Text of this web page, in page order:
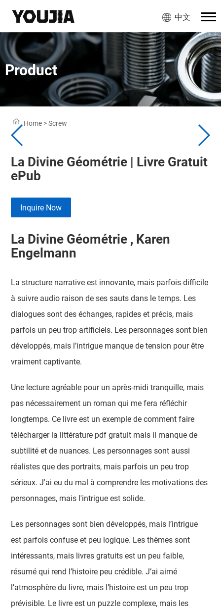
中文
Product
Home >Screw
La Divine Géométrie | Livre Gratuit
ePub
Inquire Now
La Divine Géométrie , Karen
Engelmann
La structure narrative est innovante, mais parfois difficile
à suivre audio raison de ses sauts dans le temps. Les
dialogues sont des échanges, rapides et précis, mais
parfois un peu trop artificiels. Les personnages sont bien
développés, mais l’intrigue manque de tension pour être
vraiment captivante.
Une lecture agréable pour un après-midi tranquille, mais
pas nécessairement un roman qui me fera réfléchir
longtemps. Ce livre est un exemple de comment faire
télécharger la littérature pdf gratuit mais il manque de
subtilité et de nuances. Les personnages sont aussi
réalistes que des portraits, mais parfois un peu trop
sérieux. J'ai eu du mal à comprendre les motivations des
personnages, mais l'intrigue est solide.
Les personnages sont bien développés, mais l’intrigue
est parfois confuse et peu logique. Les thèmes sont
intéressants, mais livres gratuits est un peu faible,
résumé qui rend l’histoire peu crédible. J’ai aimé
l’atmosphère du livre, mais l’histoire est un peu trop
prévisible. Le livre est un puzzle complexe, mais les